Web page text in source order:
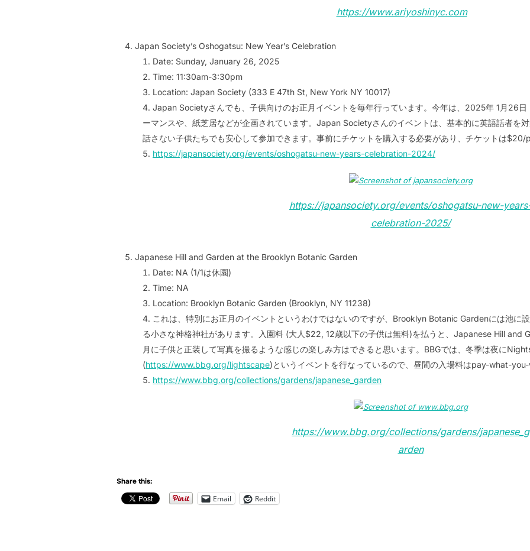
https://www.ariyoshinyc.com
Japan Society’s Oshogatsu: New Year’s Celebration
Date: Sunday, January 26, 2025
Time: 11:30am-3:30pm
Location: Japan Society (333 E 47th St, New York NY 10017)
Japan Societyさんでも、子供向けのお正月イベントを毎年行っています。今年は、2025年 1月26日
ーマンスや、紙芝居などが企画されています。Japan Societyさんのイベントは、基本的に英語話者を
話さない子供たちでも安心して参加できます。事前にチケットを購入する必要があり、チケットは$20/
https://japansociety.org/events/oshogatsu-new-years-celebration-2024/
https://japansociety.org/events/oshogatsu-new-
celebration-2025/
Japanese Hill and Garden at the Brooklyn Botanic Garden
Date: NA (1/1は休園)
Time: NA
Location: Brooklyn Botanic Garden (Brooklyn, NY 11238)
これは、特別にお正月のイベントというわけではないのですが、Brooklyn Botanic Gardenには池に
る小さな神格神社があります。入園料 (大人$22, 12歳以下の子供は無料)を払うと、Japanese Hill and
月に子供と正装して写真を撮るような感じの楽しみ方はできると思います。BBGでは、冬季は夜に
(https://www.bbg.org/lightscape)というイベントを行なっているので、昼間の入場料はpay-what-you-
https://www.bbg.org/collections/gardens/japanese_garden
https://www.bbg.org/collections/gardens/japanese_g
arden
Share this:
Email Reddit